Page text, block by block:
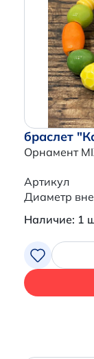
браслет
Орнамент
Артикул
Диаметр
Наличие: 1